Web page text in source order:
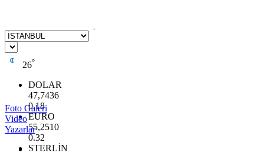
26°
DOLAR
47,7436
0.18
EURO
55,2510
0.32
STERLİN
Foto Galeri
Video
Yazarlar